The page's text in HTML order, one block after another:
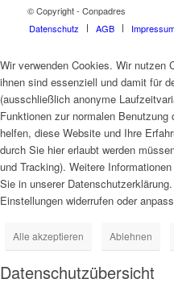
© Copyright - Conpadres
Datenschutz
AGB
Wir verwenden Cookies. Wir nutzen
ihnen sind essenziell und damit für
(ausschließlich anonyme
Funktionen zur normalen
helfen, diese Website und Ihre
durch Sie hier erlaubt werden
und Tracking). Weitere
Sie in unserer
Einstellungen widerrufen oder
Alle akzeptieren Ablehnen
Datenschutzübersicht